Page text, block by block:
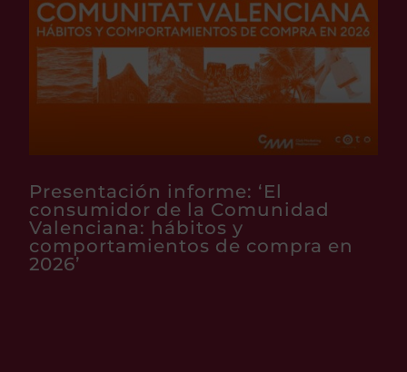
Presentación informe: ‘El
consumidor de la Comunidad
Valenciana: hábitos y
comportamientos de compra en
2026’